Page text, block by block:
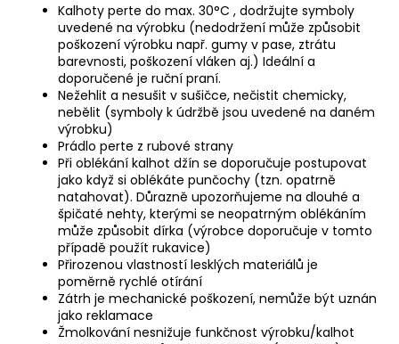
Kalhoty perte do max. 30°C , dodržujte symboly
uvedené na výrobku (nedodržení může způsobit
poškození výrobku např. gumy v pase, ztrátu
barevnosti, poškození vláken aj.) Ideální a
doporučené je ruční praní.
Nežehlit a nesušit v sušičce, nečistit chemicky,
nebělit (symboly k údržbě jsou uvedené na daném
výrobku)
Prádlo perte z rubové strany
Při oblékání kalhot džín se doporučuje postupovat
jako když si oblékáte punčochy (tzn. opatrně
natahovat). Důrazně upozorňujeme na dlouhé a
špičaté nehty, kterými se neopatrným oblékáním
může způsobit dírka (výrobce doporučuje v tomto
případě použít rukavice)
Přirozenou vlastností lesklých materiálů je
poměrně rychlé otírání
Zátrh je mechanické poškození, nemůže být uznán
jako reklamace
Žmolkování nesnižuje funkčnost výrobku/kalhot